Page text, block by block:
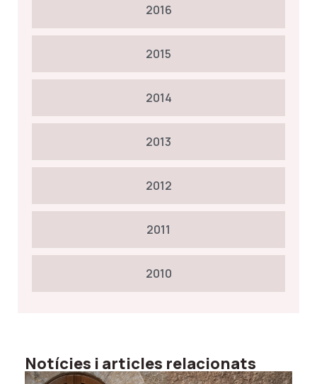
2016
2015
2014
2013
2012
2011
2010
Notícies i articles relacionats